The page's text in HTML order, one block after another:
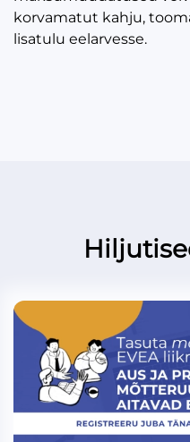
korvamatut kahju,
lisatulu eelarvesse.